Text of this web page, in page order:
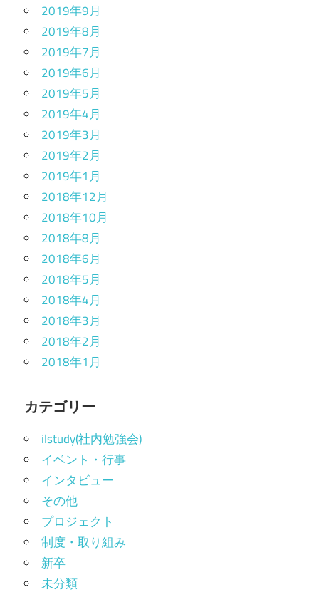
2019年9月
2019年8月
2019年7月
2019年6月
2019年5月
2019年4月
2019年3月
2019年2月
2019年1月
2018年12月
2018年10月
2018年8月
2018年6月
2018年5月
2018年4月
2018年3月
2018年2月
2018年1月
カテゴリー
ilstudy(社内勉強会)
イベント・行事
インタビュー
その他
プロジェクト
制度・取り組み
新卒
未分類